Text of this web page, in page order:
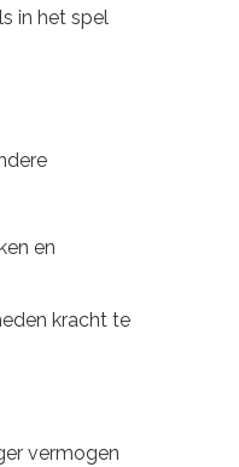
in het spel
en
kracht te
vermogen